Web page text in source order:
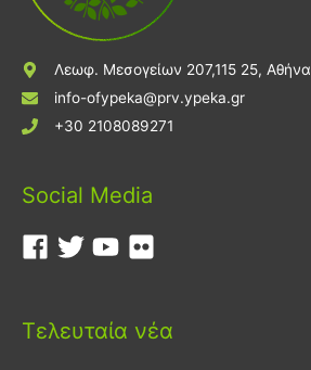
Λεωφ. Μεσογείων 207,115 25, Αθήνα
info-ofypeka@prv.ypeka.gr
+30 2108089271
Social Media
Τελευταία νέα